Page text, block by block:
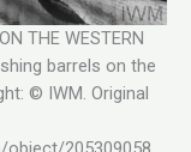
THE WESTERN
barrels on the
© IWM. Original